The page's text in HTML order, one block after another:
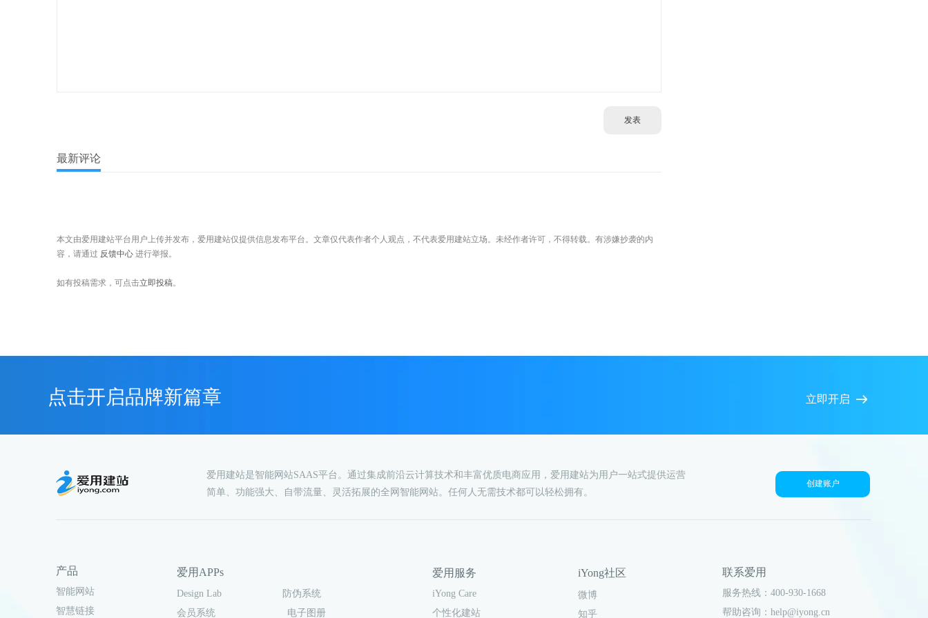
发表
最新评论
本文由爱用建站平台用户上传并发布，爱用建站仅提供信息发布平台。文章仅代表作者个人观点，不代表爱用建站立场。未经作者许可，不得转载。有涉嫌抄袭的内
容，请通过 反馈中心 进行举报。
如有投稿需求，可点击立即投稿。
点击开启品牌新篇章 立即开启
爱用APPs
Design Lab
防伪系统
会员系统
电子图册
爱用服务
iYong Care
个性化建站
联系爱用
服务热线：400-930-1668
帮助咨询：help@iyong.cn
产品
智能网站
智慧链接
爱用建站是智能网站SAAS平台。通过集成前沿云计算技术和丰富优质电商应用，爱用建站为用户一站式提供运营
简单、功能强大、自带流量、灵活拓展的全网智能网站。任何人无需技术都可以轻松拥有。
iYong社区
微博
知乎
创建账户